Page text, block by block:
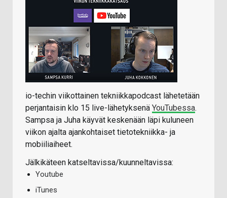
io-techin viikottainen tekniikkapodcast lähetetään
perjantaisin klo 15 live-lähetyksenä YouTubessa.
Sampsa ja Juha käyvät keskenään läpi kuluneen
viikon ajalta ajankohtaiset tietotekniikka- ja
mobiiliaiheet.
Jälkikäteen katseltavissa/kuunneltavissa:
Youtube
iTunes